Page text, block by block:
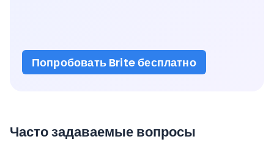
Попробовать Brite бесплатно
Часто задаваемые вопросы